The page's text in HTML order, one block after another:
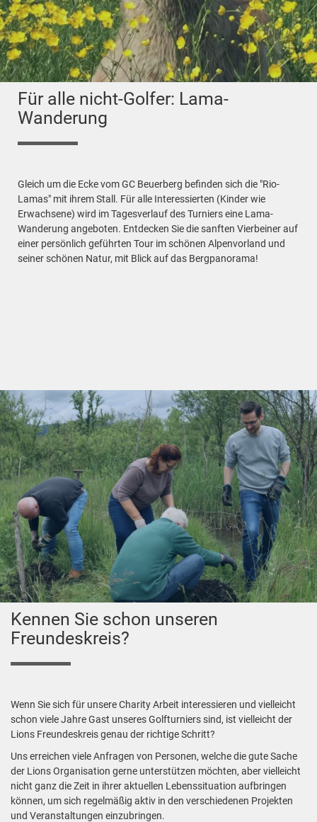
Für alle nicht-Golfer: Lama-
Wanderung
Gleich um die Ecke vom GC Beuerberg befinden sich die "Rio-
Lamas" mit ihrem Stall. Für alle Interessierten (Kinder wie
Erwachsene) wird im Tagesverlauf des Turniers eine Lama-
Wanderung angeboten. Entdecken Sie die sanften Vierbeiner auf
einer persönlich geführten Tour im schönen Alpenvorland und
seiner schönen Natur, mit Blick auf das Bergpanorama!
Kennen Sie schon unseren
Freundeskreis?
Wenn Sie sich für unsere Charity Arbeit interessieren und vielleicht
schon viele Jahre Gast unseres Golfturniers sind, ist vielleicht der
Lions Freundeskreis genau der richtige Schritt?
Uns erreichen viele Anfragen von Personen, welche die gute Sache
der Lions Organisation gerne unterstützen möchten, aber vielleicht
nicht ganz die Zeit in ihrer aktuellen Lebenssituation aufbringen
können, um sich regelmäßig aktiv in den verschiedenen Projekten
und Veranstaltungen einzubringen.